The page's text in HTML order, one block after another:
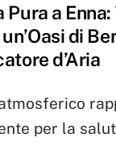
Pura a
di
d’Aria
per la